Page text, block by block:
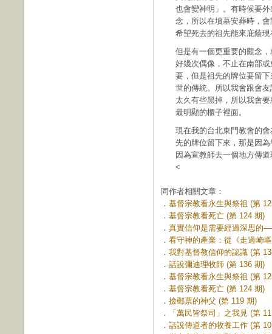
也會變神明」。有時候要
念，所以在墳墓安葬時，
希望死去的祖先能來庇蔭
但是有一個更重要的觀念
好幾次偶像，不止在南部
要，但是祖先的牌位要留
世的傳統。所以我會跟會
太久有些黑掉，所以我會
最明顯的櫃子裡面。
現在我的台北東門教會的
先的牌位留下來，那是因
因為宣教師去一個地方傳
<
同作者相關文章：
． 基督宗教看永生與祭祖 (第
． 基督宗教看死亡 (第 124 期)
． 真實信仰是需要經過深思的
． 看守神的產業：從《走過崎
． 我對基督教信仰的認識 (第
． 話說彌迪理牧師 (第 136 期)
． 基督宗教看永生與祭祖 (第
． 基督宗教看死亡 (第 124 期)
． 撿郵票的神父 (第 119 期)
．
「萬民皆祭司」之我見 (第
． 話說傳道者的牧養工作 (第